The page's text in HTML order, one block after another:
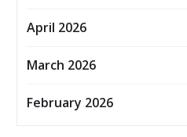
April 2026
March 2026
February 2026